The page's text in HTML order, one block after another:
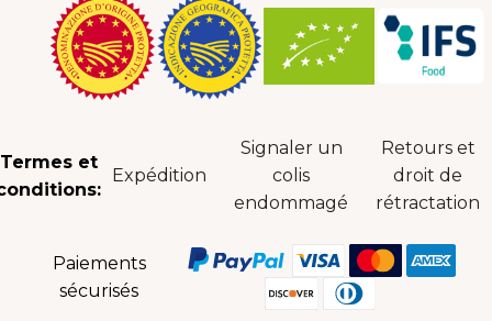
Termes et
Expédition
Signaler un
colis
endommagé
Retours et
droit de
rétractation
Paiements
sécurisés